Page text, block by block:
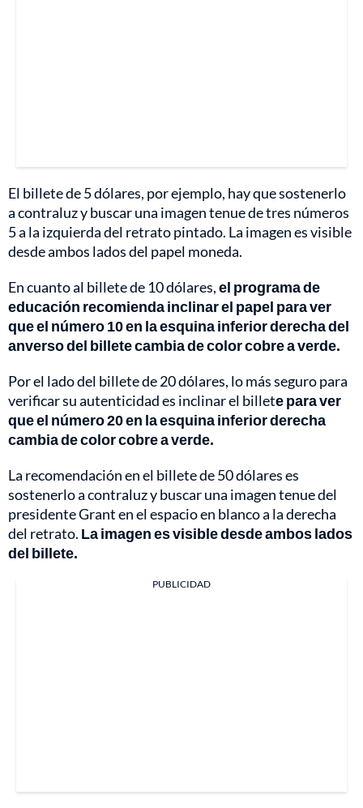
El billete de 5 dólares, por ejemplo, hay que sostenerlo
a contraluz y buscar una imagen tenue de tres números
5 a la izquierda del retrato pintado. La imagen es visible
desde ambos lados del papel moneda.
En cuanto al billete de 10 dólares,el programa de
educación recomienda inclinar el papel para ver
que el número 10 en la esquina inferior derecha del
anverso del billete cambia de color cobre a verde.
Por el lado del billete de 20 dólares, lo más seguro para
verificar su autenticidad es inclinar el billete para ver
que el número 20 en la esquina inferior derecha
cambia de color cobre a verde.
La recomendación en el billete de 50 dólares es
sostenerlo a contraluz y buscar una imagen tenue del
presidente Grant en el espacio en blanco a la derecha
del retrato. La imagen es visible desde ambos lados
del billete.
PUBLICIDAD